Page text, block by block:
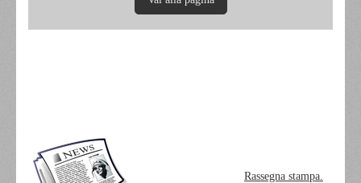
Rassegna stampa.